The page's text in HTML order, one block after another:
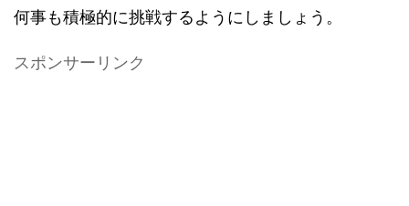
何事も積極的に挑戦するようにしましょう。
スポンサーリンク